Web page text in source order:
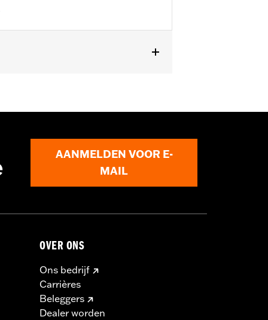
en FLTRXRRSE) en ’08–’25
'19-later FXDRS en '18-later FXFB
AANMELDEN VOOR E-
MAIL
OVER ONS
Ons bedrijf
Carrières
Beleggers
Dealer worden